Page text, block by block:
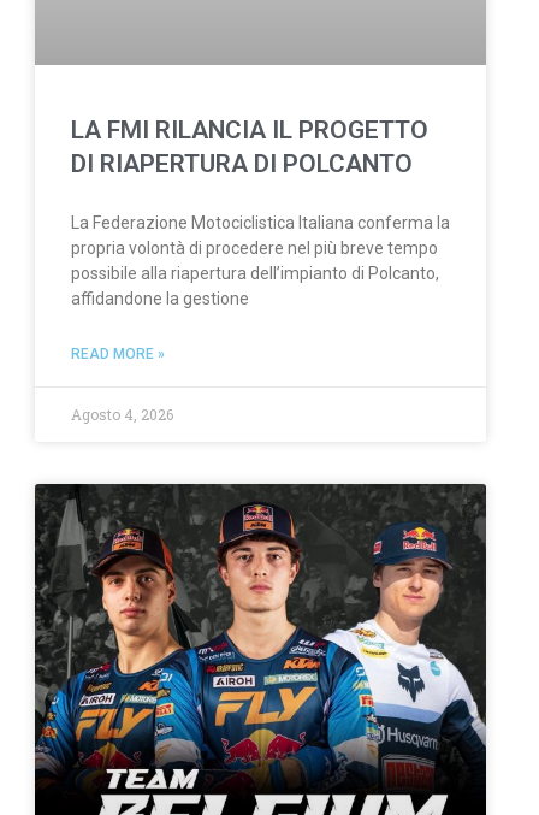
LA FMI RILANCIA IL PROGETTO
DI RIAPERTURA DI POLCANTO
La Federazione Motociclistica Italiana conferma la
propria volontà di procedere nel più breve tempo
possibile alla riapertura dell’impianto di Polcanto,
affidandone la gestione
READ MORE »
Agosto 4, 2026